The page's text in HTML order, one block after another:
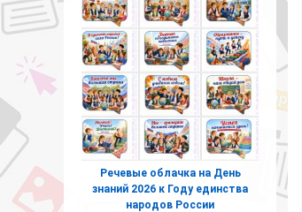
Речевые облачка на День
знаний 2026 к Году единства
народов России